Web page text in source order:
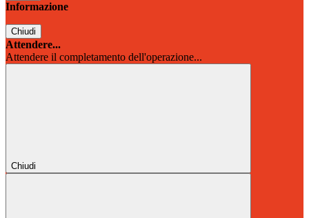
Informazione
Chiudi
Attendere...
Attendere il completamento dell'operazione...
Chiudi